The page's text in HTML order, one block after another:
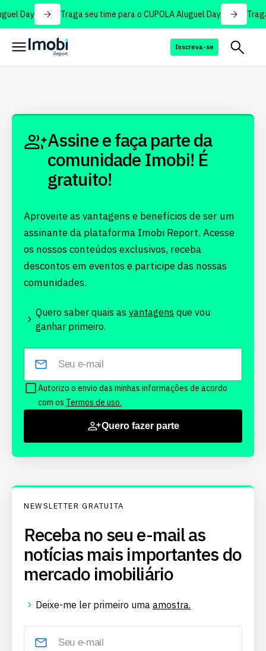
Day Traga seu time para o CUPOLA Aluguel Day
Inscreva-se
Assine e faça parte da
comunidade Imobi! É
gratuito!
Aproveite as vantagens e benefícios de ser um
assinante da plataforma Imobi Report. Acesse
os nossos conteúdos exclusivos, receba
descontos em eventos e participe das nossas
comunidades.
Quero saber quais as vantagens que vou
ganhar primeiro.
Autorizo o envio das minhas informações de acordo
com os Termos de uso.
Quero fazer parte
NEWSLETTER GRATUITA
Receba no seu e-mail as
notícias mais importantes do
mercado imobiliário
Deixe-me ler primeiro uma amostra.